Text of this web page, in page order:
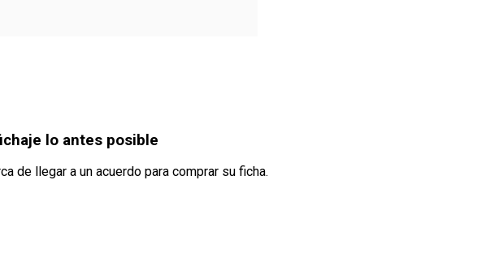
lo antes posible
de llegar a un acuerdo para comprar su ficha.